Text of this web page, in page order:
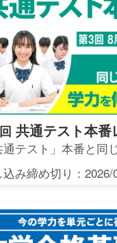
共通テスト本番
通テスト」本番と同
込み締め切り：2026/